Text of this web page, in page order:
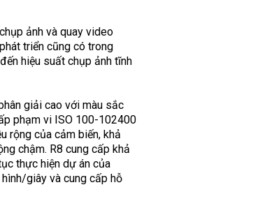
ảnh và quay video
triển cũng có trong
hiệu suất chụp ảnh tĩnh
giải cao với màu sắc
phạm vi ISO 100-102400
rộng của cảm biến, khả
chậm. R8 cung cấp khả
thực hiện dự án của
giây và cung cấp hỗ